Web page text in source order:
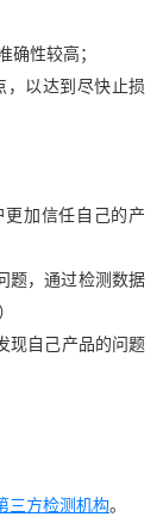
性较高；
，以达到尽快止损
加信任自己的产
题，通过检测数据
现自己产品的问题
三方检测机构。